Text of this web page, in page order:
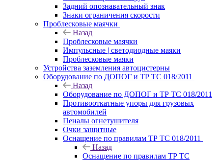
Задний опознавательный знак
Знаки ограничения скорости
Проблесковые маячки
Назад
Проблесковые маячки
Импульсные | светодиодные маяки
Проблесковые маяки
Устройства заземления автоцистерны
Оборудование по ДОПОГ и ТР ТС 018/2011
Назад
Оборудование по ДОПОГ и ТР ТС 018/2011
Противооткатные упоры для грузовых
автомобилей
Пеналы огнетушителя
Очки защитные
Оснащение по правилам ТР ТС 018/2011
Назад
Оснащение по правилам ТР ТС